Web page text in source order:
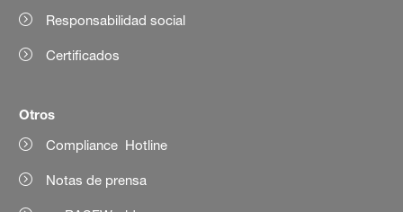
Responsabilidad social
Certificados
Otros
Compliance Hotline
Notas de prensa